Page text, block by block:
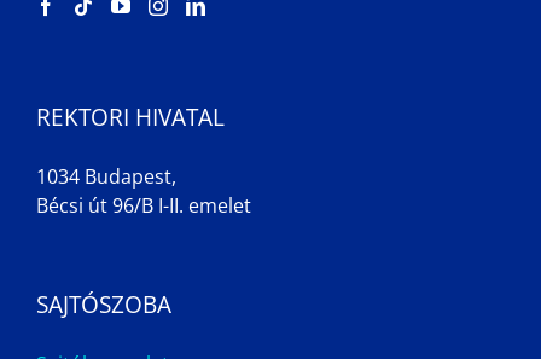
REKTORI HIVATAL
1034 Budapest,
Bécsi út 96/B I-II. emelet
SAJTÓSZOBA